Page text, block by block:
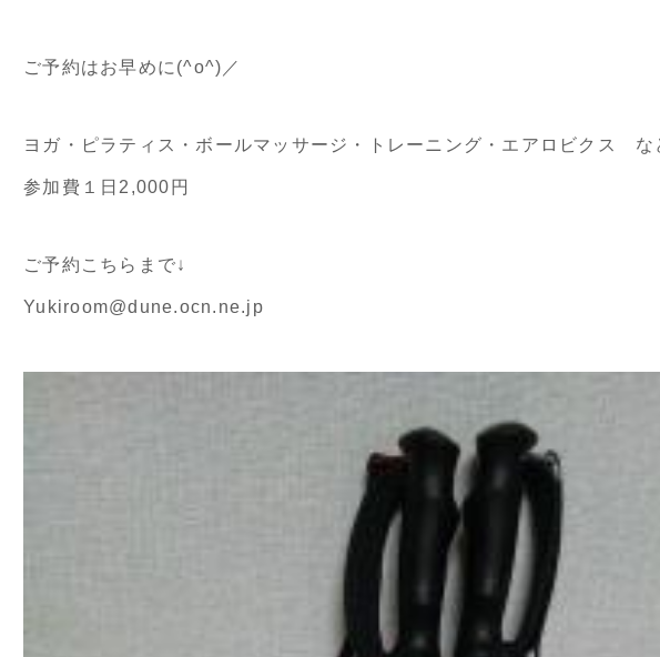
ご予約はお早めに(^o^)／
ヨガ・ピラティス・ボールマッサージ・トレーニング・エアロビクス な
参加費１日2,000円
ご予約こちらまで↓
Yukiroom@dune.ocn.ne.jp